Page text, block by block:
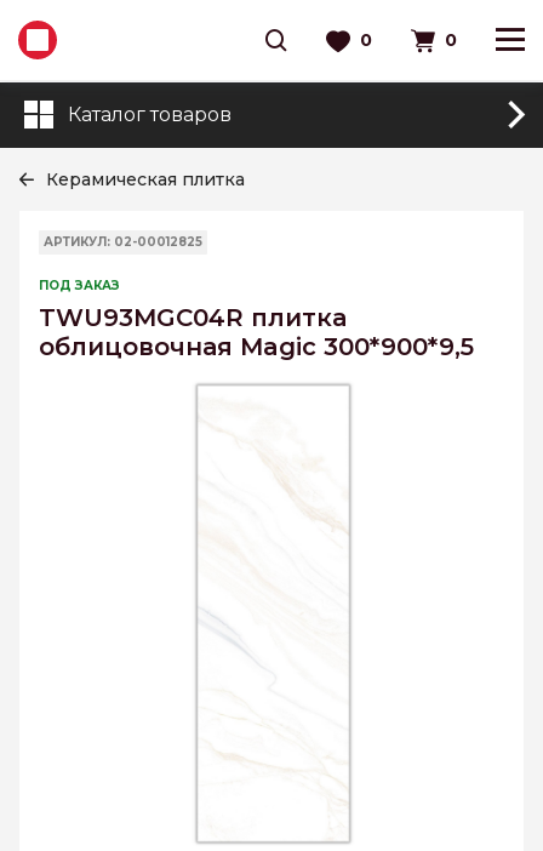
0 0
Каталог товаров
Керамическая плитка
АРТИКУЛ: 02-00012825
ПОД ЗАКАЗ
TWU93MGC04R плитка
облицовочная Magic 300*900*9,5